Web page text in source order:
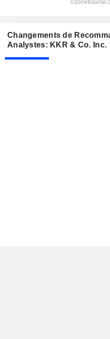
Changements de
Analystes: KKR & Co. Inc.